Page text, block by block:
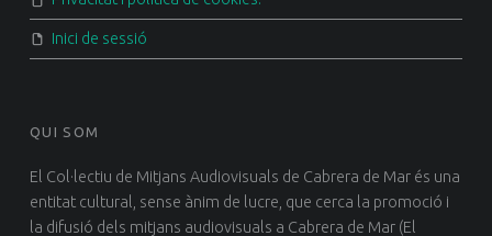
Inici de sessió
QUI SOM
El Col·lectiu de Mitjans Audiovisuals de Cabrera de Mar és una
entitat cultural, sense ànim de lucre, que cerca la promoció i
la difusió dels mitjans audiovisuals a Cabrera de Mar (El